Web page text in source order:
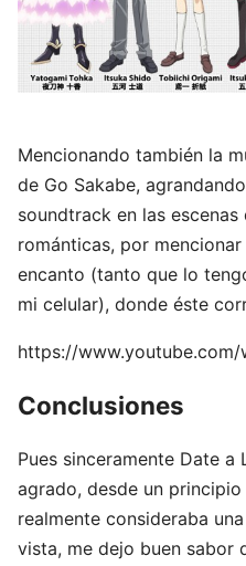
Mencionando también la
de Go Sakabe,
soundtrack en las
románticas, por
encanto (tanto que lo
mi celular), donde éste
https://www.youtube.com/
Conclusiones
Pues sinceramente Date a
agrado, desde un
realmente consideraba
vista, me dejo buen sabor